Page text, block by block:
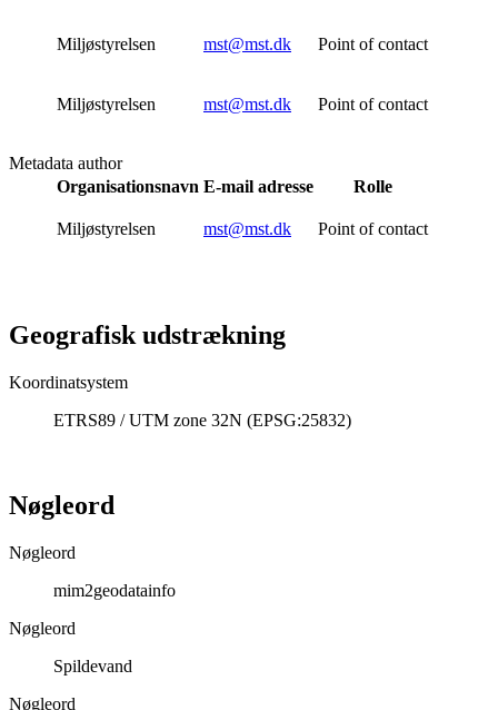
Miljøstyrelsen mst@mst.dk Point of contact
Miljøstyrelsen mst@mst.dk Point of contact
Metadata author
Organisationsnavn E-mail adresse Rolle
Miljøstyrelsen mst@mst.dk Point of contact
Geografisk udstrækning
Koordinatsystem
ETRS89 / UTM zone 32N (EPSG:25832)
Nøgleord
Nøgleord
mim2geodatainfo
Nøgleord
Spildevand
Nøgleord